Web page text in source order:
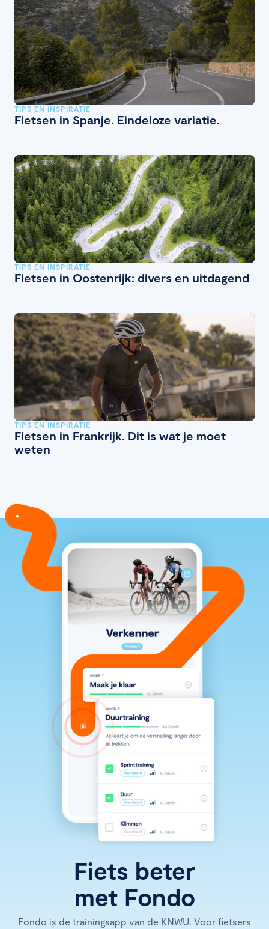
TIPS EN INSPIRATIE
Fietsen in Spanje. Eindeloze variatie.
TIPS EN INSPIRATIE
Fietsen in Oostenrijk: divers en uitdagend
TIPS EN INSPIRATIE
Fietsen in Frankrijk. Dit is wat je moet
weten
Fiets beter
met Fondo
Fondo is de trainingsapp van de KNWU. Voor fietsers